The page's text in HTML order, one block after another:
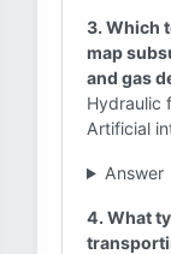
3. Which
map
and gas
Hydraulic
Artificial
Answer
4. What